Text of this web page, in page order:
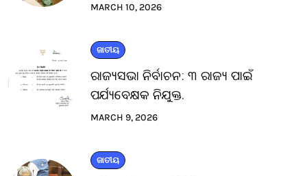
MARCH 10, 2026
ଜାତୀୟ
ରାଜ୍ୟସଭା ନିର୍ବାଚନ: ୩ ରାଜ୍ୟ ପାଇଁ
ପର୍ଯ୍ୟବେକ୍ଷକ ନିଯୁକ୍ତ.
MARCH 9, 2026
ଜାତୀୟ